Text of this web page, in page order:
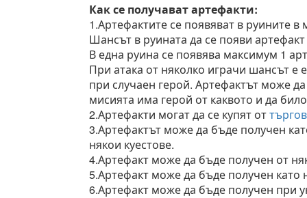
Как се получават артефакти:
1.Артефактите се появяват в руините
Шансът в руината да се появи
В една руина се появява максимум 1
При атака от няколко играчи шансът е
при случаен герой. Артефактът може
мисията има герой от каквото и да
2.Артефакти могат да се купят от
3.Артефактът може да бъде получен
някои куестове.
4.Артефакт може да бъде получен от
5.Артефакт може да бъде получен като
6.Артефакт може да бъде получен при